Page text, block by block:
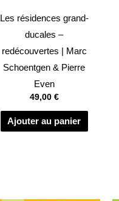
Les résidences grand-
ducales –
redécouvertes | Marc
Schoentgen & Pierre
Even
49,00 €
Ajouter au panier